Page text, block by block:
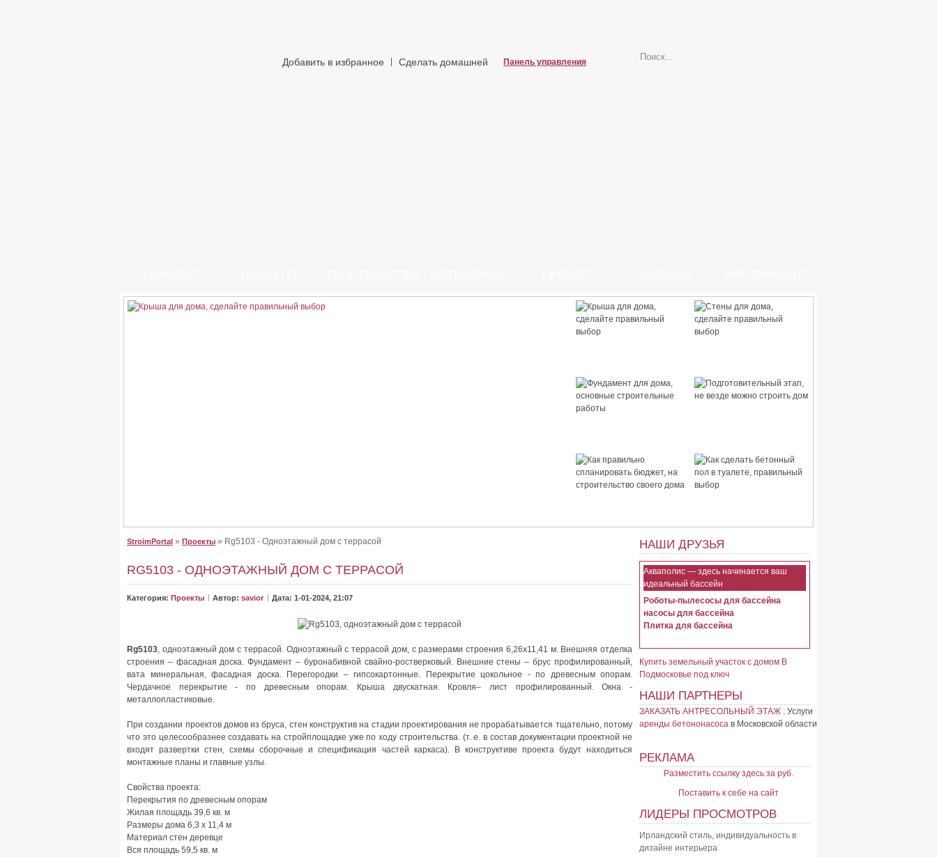
Добавить в избранное Сделать домашней Панель управления
строительство своего
выбор
StroimPortal » Проекты » Rg5103 - Одноэтажный дом с террасой
RG5103 - ОДНОЭТАЖНЫЙ ДОМ С ТЕРРАСОЙ
Категория: Проекты Автор: savior Дата: 1-01-2024, 21:07
Rg5103, одноэтажный дом с террасой. Одноэтажный с террасой дом, с размерами строения 6,26х11,41 м. Внешняя отделка
строения – фасадная доска. Фундамент – буронабивной свайно-ростверковый. Внешние стены – брус профилированный,
вата минеральная, фасадная доска. Перегородки – гипсокартонные. Перекрытие цокольное - по древесным опорам.
Чердачное перекрытие - по древесным опорам. Крыша двускатная. Кровля– лист профилированный. Окна -
металлопластиковые.
При создании проектов домов из бруса, стен конструктив на стадии проектирования не прорабатывается тщательно, потому
что это целесообразнее создавать на стройплощадке уже по ходу строительства. (т. е. в состав документации проектной не
входят развертки стен, схемы сборочные и спецификация частей каркаса). В конструктиве проекта будут находиться
монтажные планы и главные узлы.
Свойства проекта:
Перекрытия по древесным опорам
Жилая площадь 39,6 кв. м
Размеры дома 6,3 x 11,4 м
Материал стен деревце
Вся площадь 59,5 кв. м
НАШИ ДРУЗЬЯ
Акваполис — здесь начинается ваш
идеальный бассейн
Роботы-пылесосы для бассейна
насосы для бассейна
Плитка для бассейна
Купить земельный участок с домом В
Подмосковье под ключ
НАШИ ПАРТНЕРЫ
ЗАКАЗАТЬ АНТРЕСОЛЬНЫЙ ЭТАЖ . Услуги
аренды бетононасоса в Московской области
РЕКЛАМА
Разместить ссылку здесь за руб.
Поставить к себе на сайт
ЛИДЕРЫ ПРОСМОТРОВ
Ирландский стиль, индивидуальность в
дизайне интерьера